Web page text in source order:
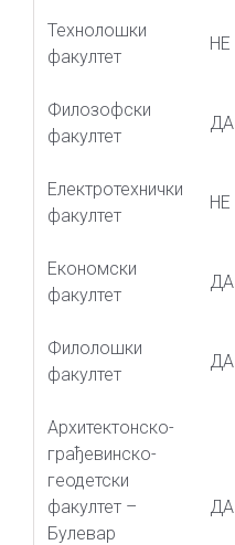
Технолошки
факултет
НЕ
Филозофски
факултет
ДА
Електротехнички
факултет
НЕ
Економски
факултет
ДА
Филолошки
факултет
ДА
Архитектонско-
грађевинско-
геодетски
факултет –
Булевар
ДА